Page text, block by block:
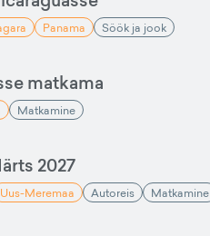
Panama Söök ja jook
matkama
Matkamine
2027
Uus-Meremaa Autoreis Matkamine